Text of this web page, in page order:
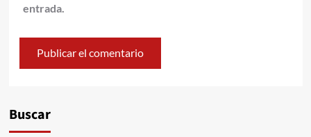
entrada.
Buscar